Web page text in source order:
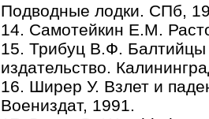
Подводные лодки. СПб,
14. Самотейкин Е.М.
15. Трибуц В.Ф. Балтийцы
издательство.
16. Ширер У. Взлет и
Воениздат, 1991.